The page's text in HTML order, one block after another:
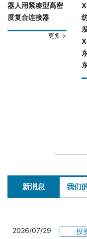
器人用紧凑型高密
度复合连接器
更多
新消息 我们
2026/07/29
投